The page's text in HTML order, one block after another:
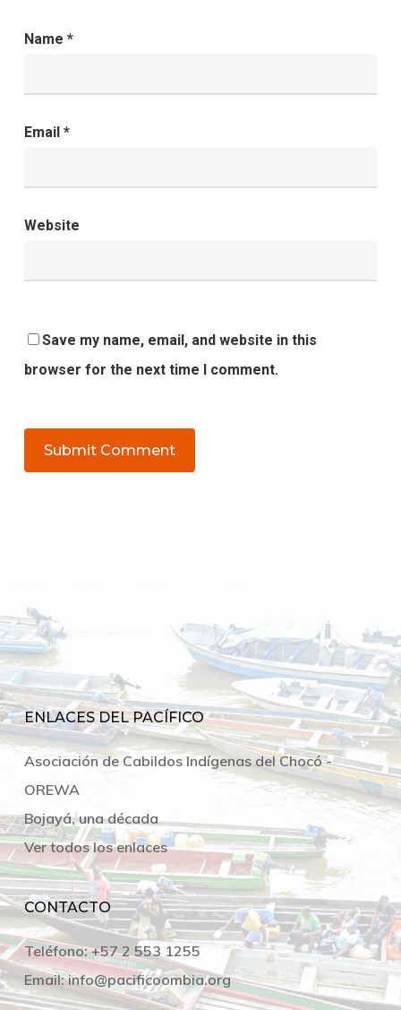
Name *
Email *
Website
Save my name, email, and website in this
browser for the next time I comment.
ENLACES DEL PACÍFICO
Asociación de Cabildos Indígenas del Chocó -
OREWA
Bojayá, una década
Ver todos los enlaces
CONTACTO
Teléfono:+57 2 553 1255
Email: info@pacificoombia.org